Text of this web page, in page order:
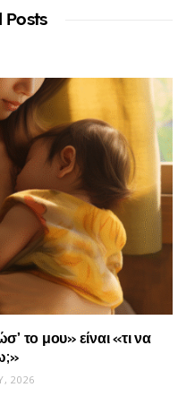
Posts
το μου» είναι «τι να
2026